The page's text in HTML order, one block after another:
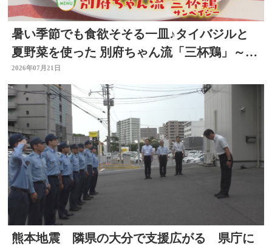
暑い季節でも食欲そそる一皿♪タイバジルと
夏野菜を使った 別府ちゃん流「三杯鶏」～開
店！キッチン別府ちゃん～
2026年07月21日
熊本地震 隣県の大分で支援広がる 県庁に